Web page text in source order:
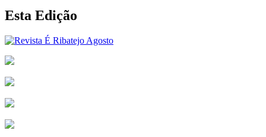
Esta Edição